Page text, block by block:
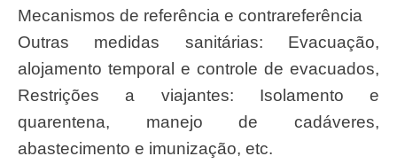
Mecanismos de referência e contrareferência
Outras medidas sanitárias: Evacuação,
alojamento temporal e controle de evacuados,
Restrições a viajantes: Isolamento e
quarentena, manejo de cadáveres,
abastecimento e imunização, etc.